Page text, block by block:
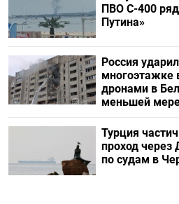
ПВО С-400
Путина»
Россия
многоэтажке
дронами в
меньшей
Турция
проход через
по судам в